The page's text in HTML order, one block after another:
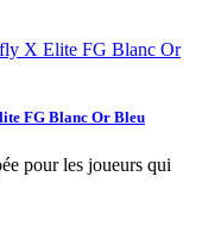
FG Blanc Or Bleu
pour les joueurs qui